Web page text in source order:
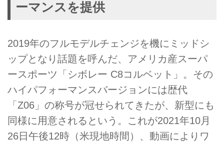
ーマンスを提供
2019年のフルモデルチェンジを機にミッドシ
ップとなり話題を呼んだ、アメリカ産スーパ
ースポーツ「シボレー C8コルベット」。その
ハイパフォーマンスバージョンには歴代
「Z06」の称号が冠せられてきたが、新型にも
同様に用意されるという。これが2021年10月
26日午後12時（米現地時間）、動画によりワ